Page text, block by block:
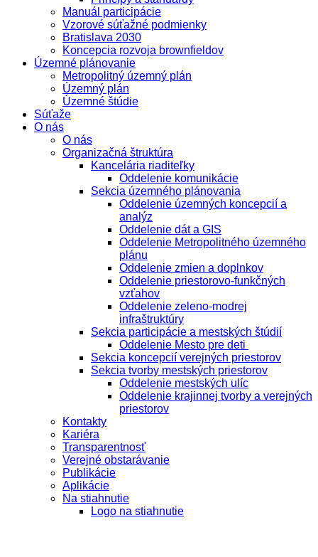
Manuál participácie
Vzorové súťažné podmienky
Bratislava 2030
Koncepcia rozvoja brownfieldov
Územné plánovanie
Metropolitný územný plán
Územný plán
Územné štúdie
Súťaže
O nás
O nás
Organizačná štruktúra
Kancelária riaditeľky
Oddelenie komunikácie
Sekcia územného plánovania
Oddelenie územných koncepcií a
analýz
Oddelenie dát a GIS
Oddelenie Metropolitného územného
plánu
Oddelenie zmien a doplnkov
Oddelenie priestorovo-funkčných
vzťahov
Oddelenie zeleno-modrej
infraštruktúry
Sekcia participácie a mestských štúdií
Oddelenie Mesto pre deti
Sekcia koncepcií verejných priestorov
Sekcia tvorby mestských priestorov
Oddelenie mestských ulíc
Oddelenie krajinnej tvorby a verejných
priestorov
Kontakty
Kariéra
Transparentnosť
Verejné obstarávanie
Publikácie
Aplikácie
Na stiahnutie
Logo na stiahnutie